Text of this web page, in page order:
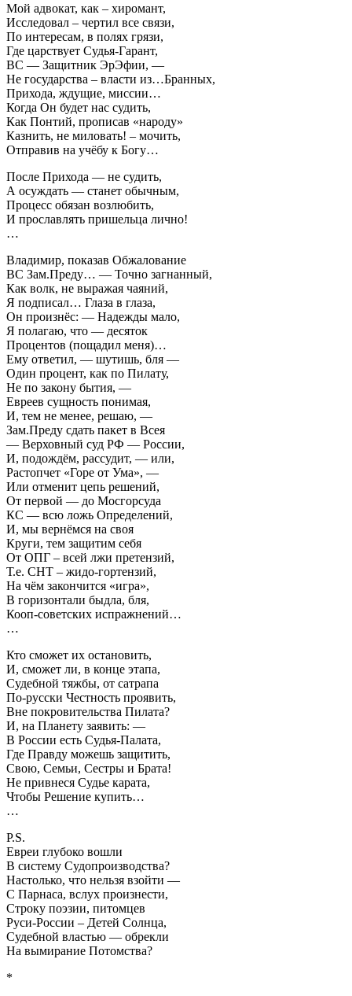
Мой адвокат, как – хиромант,
Исследовал – чертил все связи,
По интересам, в полях грязи,
Где царствует Судья-Гарант,
ВС — Защитник ЭрЭфии, —
Не государства – власти из…Бранных,
Прихода, ждущие, миссии…
Когда Он будет нас судить,
Как Понтий, прописав «народу»
Казнить, не миловать! – мочить,
Отправив на учёбу к Богу…
После Прихода — не судить,
А осуждать — станет обычным,
Процесс обязан возлюбить,
И прославлять пришельца лично!
…
Владимир, показав Обжалование
ВС Зам.Преду… — Точно загнанный,
Как волк, не выражая чаяний,
Я подписал… Глаза в глаза,
Он произнёс: — Надежды мало,
Я полагаю, что — десяток
Процентов (пощадил меня)…
Ему ответил, — шутишь, бля —
Один процент, как по Пилату,
Не по закону бытия, —
Евреев сущность понимая,
И, тем не менее, решаю, —
Зам.Преду сдать пакет в Всея
— Верховный суд РФ — России,
И, подождём, рассудит, — или,
Растопчет «Горе от Ума», —
Или отменит цепь решений,
От первой — до Мосгорсуда
КС — всю ложь Определений,
И, мы вернёмся на своя
Круги, тем защитим себя
От ОПГ – всей лжи претензий,
Т.е. СНТ – жидо-гортензий,
На чём закончится «игра»,
В горизонтали быдла, бля,
Кооп-советских испражнений…
…
Кто сможет их остановить,
И, сможет ли, в конце этапа,
Судебной тяжбы, от сатрапа
По-русски Честность проявить,
Вне покровительства Пилата?
И, на Планету заявить: —
В России есть Судья-Палата,
Где Правду можешь защитить,
Свою, Семьи, Сестры и Брата!
Не привнеся Судье карата,
Чтобы Решение купить…
…
P.S.
Евреи глубоко вошли
В систему Судопроизводства?
Настолько, что нельзя взойти —
С Парнаса, вслух произнести,
Строку поэзии, питомцев
Руси-России – Детей Солнца,
Судебной властью — обрекли
На вымирание Потомства?
*